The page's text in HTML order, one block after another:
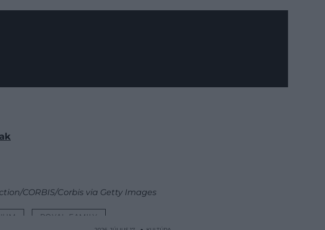
CORBIS/Corbis via Getty Images
ROYAL FAMILY